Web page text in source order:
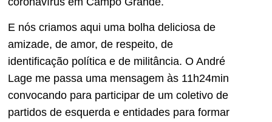
E nós criamos aqui uma bolha deliciosa de
amizade, de amor, de respeito, de
identificação política e de militância. O André
Lage me passa uma mensagem às 11h24min
convocando para participar de um coletivo de
partidos de esquerda e entidades para formar